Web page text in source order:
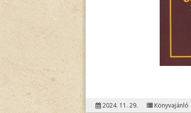
2024. 11. 29. Könyvajánló